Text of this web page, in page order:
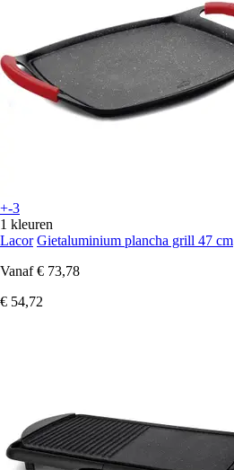
+-3
1 kleuren
Lacor Gietaluminium plancha grill 47 cm
Vanaf € 73,78
€ 54,72